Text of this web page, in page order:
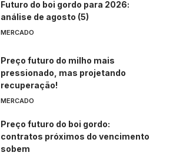
Futuro do boi gordo para 2026:
análise de agosto (5)
MERCADO
Preço futuro do milho mais
pressionado, mas projetando
recuperação!
MERCADO
Preço futuro do boi gordo:
contratos próximos do vencimento
sobem